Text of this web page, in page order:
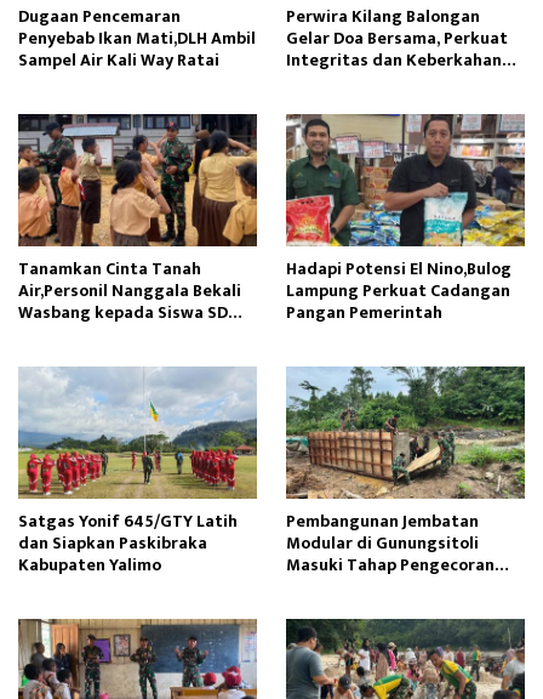
Dugaan Pencemaran
Penyebab Ikan Mati,DLH Ambil
Sampel Air Kali Way Ratai
Perwira Kilang Balongan
Gelar Doa Bersama, Perkuat
Integritas dan Keberkahan
Tanamkan Cinta Tanah
Air,Personil Nanggala Bekali
Wasbang kepada Siswa SD
Hadapi Potensi El Nino,Bulog
Lampung Perkuat Cadangan
Pangan Pemerintah
Satgas Yonif 645/GTY Latih
dan Siapkan Paskibraka
Kabupaten Yalimo
Pembangunan Jembatan
Modular di Gunungsitoli
Masuki Tahap Pengecoran